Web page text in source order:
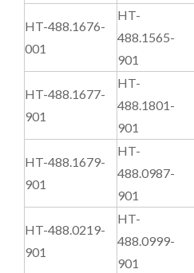
HT-488.1676-
001
HT-
488.1565-
901
HT-488.1677-
901
HT-
488.1801-
901
HT-488.1679-
901
HT-
488.0987-
901
HT-488.0219-
901
HT-
488.0999-
901